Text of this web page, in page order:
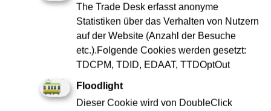
Jetzt bewerben
The Trade Desk erfasst anonyme
Statistiken über das Verhalten von Nutzern
auf der Website (Anzahl der Besuche
etc.).Folgende Cookies werden gesetzt:
TDCPM, TDID, EDAAT, TTDOptOut
Floodlight
Dieser Cookie wird von DoubleClick